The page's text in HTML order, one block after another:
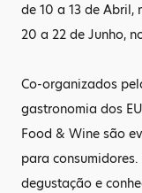
de 10 a 13 de Abril,
20 a 22 de Junho,
Co-organizados
gastronomia dos
Food & Wine são
para
degustação e